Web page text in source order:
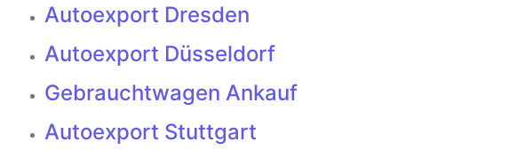
Autoexport Dresden
Autoexport Düsseldorf
Gebrauchtwagen Ankauf
Autoexport Stuttgart